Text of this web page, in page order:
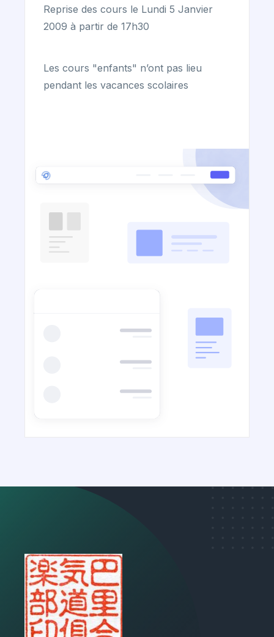
Reprise des cours le Lundi 5 Janvier
2009 à partir de 17h30
Les cours "enfants" n’ont pas lieu
pendant les vacances scolaires